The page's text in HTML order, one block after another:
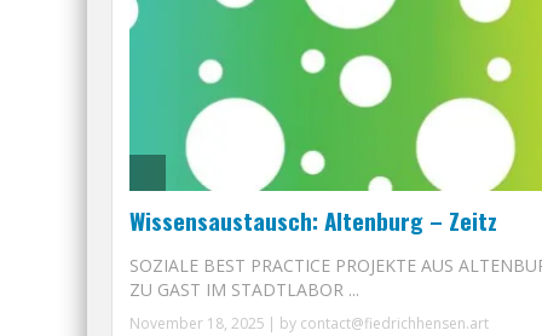
Wissensaustausch: Altenburg – Zeitz
SOZIALE BEST PRACTICE PROJEKTE AUS
ZU GAST IM STADTLABOR ...
November 18, 2025 | by contact@fiedrichhensen.art